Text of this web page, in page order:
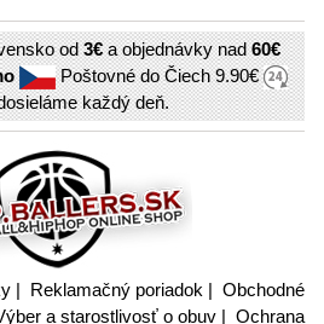
od3€a objednávky nad60€
Poštovné do Čiech9.90€
každý deň.
Reklamačný poriadok
Obchodné
a starostlivosť o obuv Ochrana